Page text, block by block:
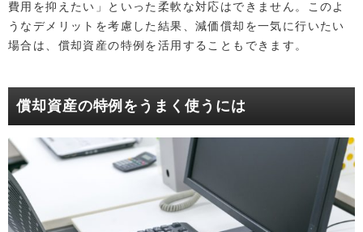
費用を抑えたい」といった柔軟な対応はできません。このよ
うなデメリットを考慮した結果、減価償却を一気に行いたい
場合は、償却資産の特例を活用することもできます。
償却資産の特例をうまく使うには